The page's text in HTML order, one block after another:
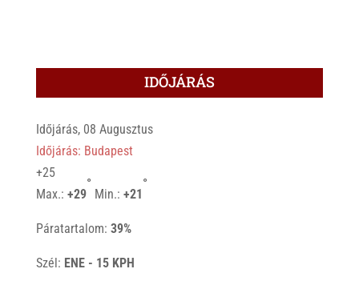
IDŐJÁRÁS
Időjárás, 08 Augusztus
Időjárás: Budapest
+25
Max.: +29
°
Min.: +21
°
Páratartalom: 39%
Szél: ENE - 15 KPH